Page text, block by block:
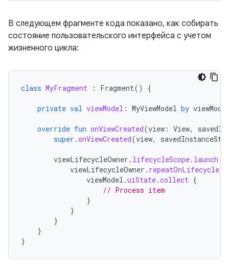
В следующем фрагменте кода показано, как собирать
состояние пользовательского интерфейса с учетом
жизненного цикла:
class MyFragment : Fragment() {
private val viewModel : MyViewModel by
override fun onViewCreated(view : View,
super .onViewCreated(view,
viewLifecycleOwner . lifecycleScope. launch
viewLifecycleOwner . repeatOnLifecycle
viewModel .uiState.collect {
// Process item
}
}
}
}
}